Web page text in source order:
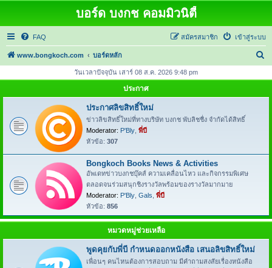
บอร์ด บงกช คอมมิวนิตี้
FAQ เข้าสู่ระบบ
สมัครสมาชิก
www.bongkoch.com บอร์ดหลัก
า
วันเวลาปัจจุบัน เสาร์ 08 ส.ค. 2026 9:48 pm
ประกาศ
ประกาศลิขสิทธิ์ใหม่
ข่าวลิขสิทธิ์ใหม่ที่ทางบริษัท บงกช พับลิชชื่ง จำกัดได้สิทธิ์
Moderator: P'Bly พี่บี
หัวข้อ: 307
Bongkoch Books News & Activities
อัพเดทข่าวบงกชบุ๊คส์ ความเคลื่อนไหว และกิจกรรมพิเศษ
ตลอดจนร่วมสนุกชิงรางวัลพร้อมของรางวัลมากมาย
Moderator: P'Bly Gals พี่บี
หัวข้อ: 856
หมวดหมู่ช่วยเหลือ
พูดคุยกับพี่บี กำหนดออกหนังสือ เสนอลิขสิทธิ์ใหม่
เพื่อนๆ คนไหนต้องการสอบถาม มีคำถามสงสัยเรื่องหนังสือ